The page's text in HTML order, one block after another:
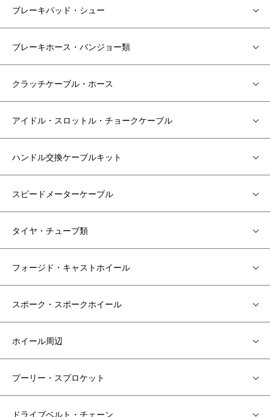
ブレーキパッド・シュー
ブレーキホース・バンジョー類
クラッチケーブル・ホース
アイドル・スロットル・チョークケーブル
ハンドル交換ケーブルキット
スピードメーターケーブル
タイヤ・チューブ類
フォージド・キャストホイール
スポーク・スポークホイール
ホイール周辺
プーリー・スプロケット
ドライブベルト・チェーン